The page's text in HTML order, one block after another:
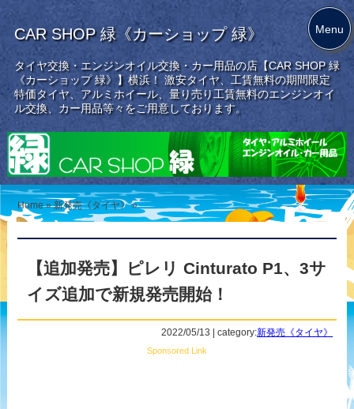
CAR SHOP 緑《カーショップ 緑》
タイヤ交換・エンジンオイル交換・カー用品の店【CAR SHOP 緑
《カーショップ 緑》】横浜！ 激安タイヤ、工賃無料の期間限定
特価タイヤ、アルミホイール、量り売り工賃無料のエンジンオイ
ル交換、カー用品等々をご用意しております。
Home »新発売《タイヤ》 »
【追加発売】ピレリ Cinturato P1、3サ
イズ追加で新規発売開始！
2022/05/13 | category:新発売《タイヤ》
Sponsored Link
Menu